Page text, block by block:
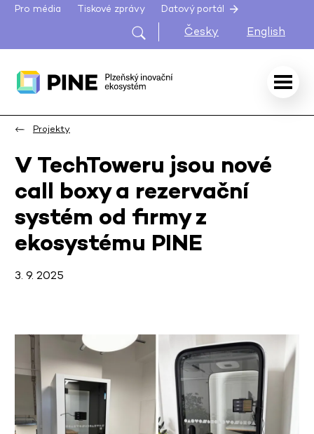
Pro média Tiskové zprávy Datový portál
Česky English
Projekty
V TechToweru jsou nové
call boxy a rezervační
systém od firmy z
ekosystému PINE
3. 9. 2025